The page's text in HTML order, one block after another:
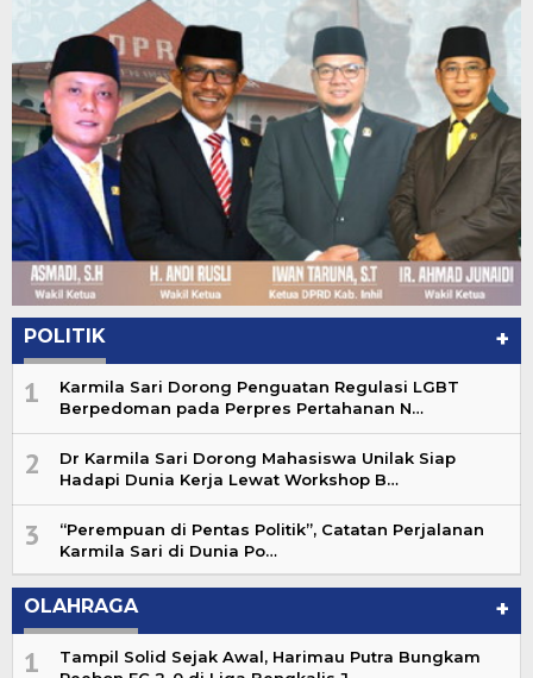
POLITIK +
1
Karmila Sari Dorong Penguatan Regulasi LGBT
Berpedoman pada Perpres Pertahanan N…
2
Dr Karmila Sari Dorong Mahasiswa Unilak Siap
Hadapi Dunia Kerja Lewat Workshop B…
3
“Perempuan di Pentas Politik”, Catatan Perjalanan
Karmila Sari di Dunia Po…
OLAHRAGA +
1
Tampil Solid Sejak Awal, Harimau Putra Bungkam